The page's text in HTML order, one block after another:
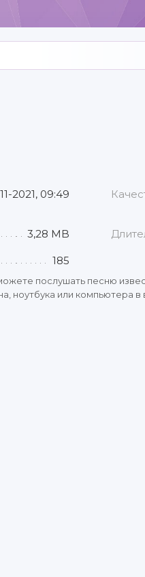
2021, 09:49
3,28 MB
185
послушать песню
ноутбука или компьютера в